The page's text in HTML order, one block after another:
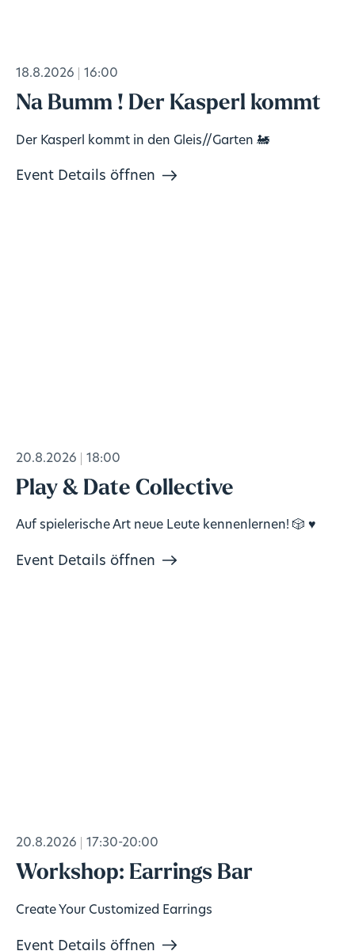
18.8.2026 16:00
Na Bumm ! Der Kasperl kommt
Der Kasperl kommt in den Gleis//Garten 🚂
Event Details öffnen
20.8.2026 18:00
Play & Date Collective
Auf spielerische Art neue Leute kennenlernen! 🎲 ♥️
Event Details öffnen
20.8.2026 17:30-20:00
Workshop: Earrings Bar
Create Your Customized Earrings
Event Details öffnen